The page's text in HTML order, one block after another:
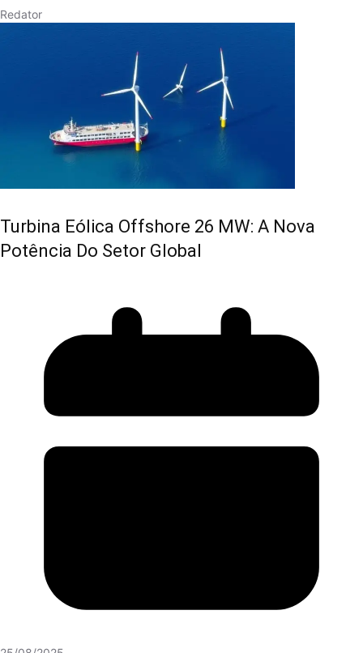
Redator
Turbina Eólica Offshore 26 MW: A Nova
Potência Do Setor Global